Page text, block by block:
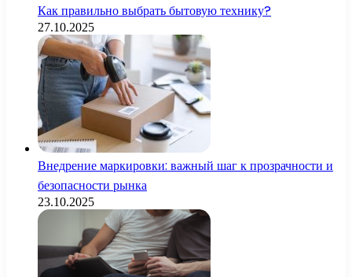
Как правильно выбрать бытовую технику?
27.10.2025
Внедрение маркировки: важный шаг к прозрачности и
безопасности рынка
23.10.2025